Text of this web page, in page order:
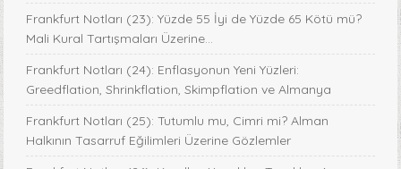
Frankfurt Notları (23): Yüzde 55 İyi de Yüzde 65 Kötü mü?
Mali Kural Tartışmaları Üzerine…
Frankfurt Notları (24): Enflasyonun Yeni Yüzleri:
Greedflation, Shrinkflation, Skimpflation ve Almanya
Frankfurt Notları (25): Tutumlu mu, Cimri mi? Alman
Halkının Tasarruf Eğilimleri Üzerine Gözlemler